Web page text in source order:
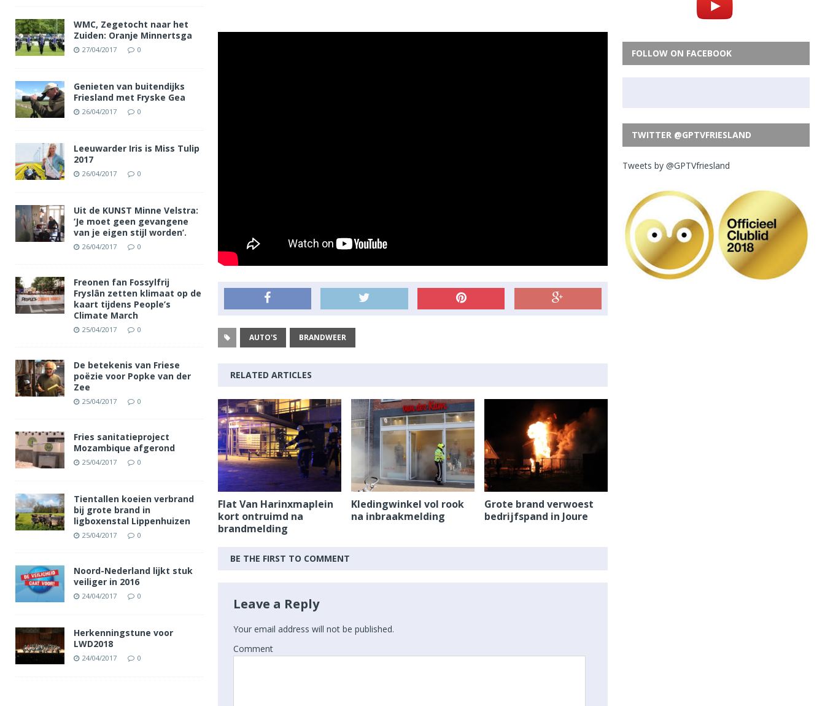
AUTO'S BRANDWEER
RELATED ARTICLES
Flat Van Harinxmaplein
kort ontruimd na
brandmelding
Kledingwinkel vol rook
na inbraakmelding
Grote brand verwoest
bedrijfspand in Joure
BE THE FIRST TO COMMENT
Leave a Reply
Your email address will not be published.
Comment
WMC, Zegetocht naar het
Zuiden: Oranje Minnertsga
27/04/2017 0
Genieten van buitendijks
Friesland met Fryske Gea
26/04/2017 0
Leeuwarder Iris is Miss Tulip
2017
26/04/2017 0
Uit de KUNST Minne Velstra:
‘Je moet geen gevangene
van je eigen stijl worden’.
26/04/2017 0
Freonen fan Fossylfrij
Fryslân zetten klimaat op de
kaart tijdens People’s
Climate March
25/04/2017 0
De betekenis van Friese
poëzie voor Popke van der
Zee
25/04/2017 0
Fries sanitatieproject
Mozambique afgerond
25/04/2017 0
Tientallen koeien verbrand
bij grote brand in
ligboxenstal Lippenhuizen
25/04/2017 0
Noord-Nederland lijkt stuk
veiliger in 2016
24/04/2017 0
Herkenningstune voor
LWD2018
24/04/2017 0
FOLLOW ON FACEBOOK
TWITTER @GPTVFRIESLAND
Tweets by @GPTVfriesland